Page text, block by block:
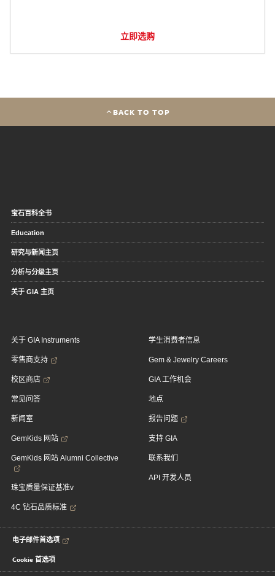
立即选购
BACK TO TOP
宝石百科全书
Education
研究与新闻主页
分析与分级主页
关于 GIA 主页
关于 GIA Instruments
零售商支持
校区商店
常见问答
新闻室
GemKids 网站
GemKids 网站 Alumni Collective
珠宝质量保证基准v
4C 钻石品质标准
学生消费者信息
Gem & Jewelry Careers
GIA 工作机会
地点
报告问题
支持 GIA
联系我们
API 开发人员
电子邮件首选项
Cookie 首选项